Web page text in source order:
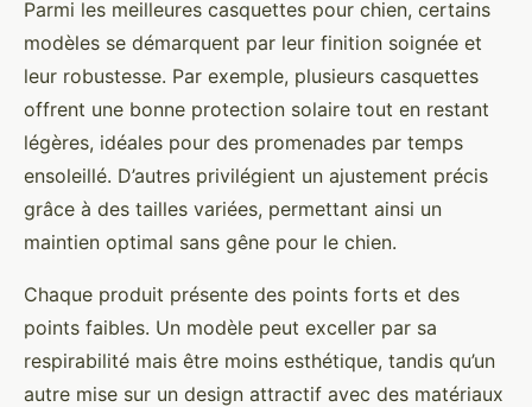
Parmi les meilleures casquettes pour chien, certains
modèles se démarquent par leur finition soignée et
leur robustesse. Par exemple, plusieurs casquettes
offrent une bonne protection solaire tout en restant
légères, idéales pour des promenades par temps
ensoleillé. D’autres privilégient un ajustement précis
grâce à des tailles variées, permettant ainsi un
maintien optimal sans gêne pour le chien.
Chaque produit présente des points forts et des
points faibles. Un modèle peut exceller par sa
respirabilité mais être moins esthétique, tandis qu’un
autre mise sur un design attractif avec des matériaux